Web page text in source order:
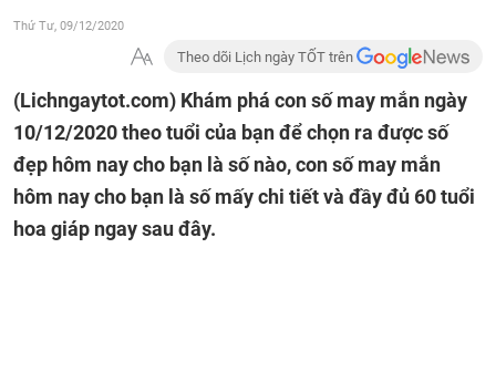
Thứ Tư, 09/12/2020
Theo dõi Lịch ngày TỐT trên
(Lichngaytot.com) Khám phá con số may mắn ngày
10/12/2020 theo tuổi của bạn để chọn ra được số
đẹp hôm nay cho bạn là số nào, con số may mắn
hôm nay cho bạn là số mấy chi tiết và đầy đủ 60 tuổi
hoa giáp ngay sau đây.